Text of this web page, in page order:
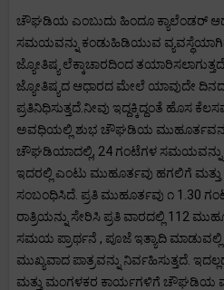
ಚೌಘಡಿಯ ಎಂಬುದು ಹಿಂದೂ ಕ್ಯಾಲೆಂಡರ್
ಸಮಯವನ್ನು ಕಂಡುಹಿಡಿಯುವ
ಜ್ಯೋತಿಷ್ಯ ಲೆಕ್ಕಾಚಾರದಿಂದ
ಜ್ಯೋತಿಷ್ಯದ ಆಧಾರದ ಮೇಲೆ ಯಾವುದೇ ದಿನದ
ಪ್ರತಿನಿಧಿಸುತ್ತದೆ.ನೀವು ಇದ್ದಕ್ಕಿದ್ದಂತೆ ಹೊಸ
ಅವಧಿಯಲ್ಲಿ ಶುಭ ಚೌಘಡಿಯ ಮುಹೂರ್ತವನ್ನು
ಚೌಘಡಿಯಾದಲ್ಲಿ, 24 ಗಂಟೆಗಳ ಸಮಯವನ್ನು
ಇದರಲ್ಲಿ ಎಂಟು ಮುಹೂರ್ತವು ಹಗಲಿಗೆ ಮತ್ತು
ಸಂಬಂಧಿಸಿದೆ. ಪ್ರತಿ ಮುಹೂರ್ತವು ೧ 1.30
ರಾತ್ರಿಯನ್ನು ಸೇರಿಸಿ ಪ್ರತಿ ವಾರದಲ್ಲಿ 112
ಸಮಯ ಪ್ರಾರ್ಥನೆ , ಪೂಜೆ ಇತ್ಯಾದಿ
ಮುಖ್ಯವಾದ ಪಾತ್ರವನ್ನು ನಿರ್ವಹಿಸುತ್ತದೆ.
ಮತ್ತು ಮಂಗಳಕರ ಕಾರ್ಯಗಳಿಗೆ ಚೌಘಡಿಯ